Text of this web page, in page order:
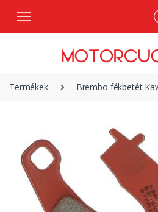
Termékek Brembo fékbetét